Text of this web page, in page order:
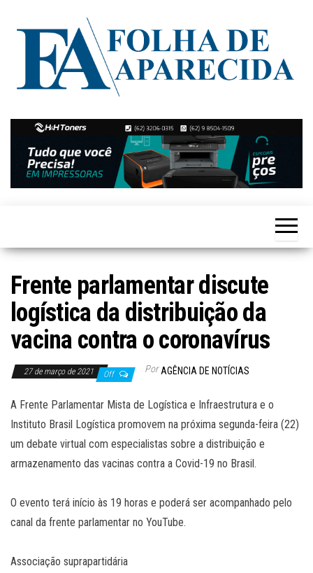
Folha de
Aparecida
Notícias
de
Aparecida
de
Goiânia
Frente parlamentar discute
logística da distribuição da
vacina contra o coronavírus
27 de março de 2021 Off Por AGÊNCIA DE NOTÍCIAS
A Frente Parlamentar Mista de Logística e Infraestrutura e o
Instituto Brasil Logística promovem na próxima segunda-feira (22)
um debate virtual com especialistas sobre a distribuição e
armazenamento das vacinas contra a Covid-19 no Brasil.
O evento terá início às 19 horas e poderá ser acompanhado pelo
canal da frente parlamentar no YouTube.
Associação suprapartidária